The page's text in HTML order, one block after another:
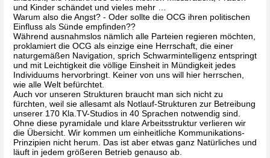
und Kinder schändet und vieles mehr …
Warum also die Angst? - Oder sollte die OCG ihren politischen
Einfluss als Sünde empfinden??
Während ausnahmslos nämlich alle Parteien regieren möchten,
proklamiert die OCG als einzige eine Herrschaft, die einer
naturgemäßen Navigation, sprich Schwarmintelligenz entspringt
und mit Leichtigkeit die völlige Einsheit in Mündigkeit jedes
Individuums hervorbringt. Keiner von uns will hier herrschen,
wie alle Welt befürchtet.
Auch vor unseren Strukturen braucht man sich nicht zu
fürchten, weil sie allesamt als Notlauf-Strukturen zur Betreibung
unserer 170 Kla.TV-Studios in 40 Sprachen notwendig sind.
Ohne diese pyramidale und klare Arbeitsstruktur verlieren wir
die Übersicht. Wir kommen um einheitliche Kommunikations-
Prinzipien nicht herum. Das ist aber etwas ganz Natürliches und
läuft in jedem größeren Betrieb genauso ab.